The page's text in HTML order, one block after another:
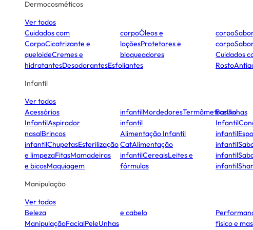
Dermocosméticos
Ver todos
Cuidados com
CorpoCicatrizante e
queloideCremes e
hidratantesDesodorantesEsfoliantes
corpoÓleos e
loçõesProtetores e
bloqueadores
corpo
corpo
Cuidados
Rosto
Infantil
Ver todos
Acessórios
InfantilAspirador
nasalBrincos
infantilChupetasEsterilização
e limpezaFitasMamadeiras
e bicosMaquiagem
infantilMordedoresTermômetrosUnhas
infantil
Alimentação Infantil
CatAlimentação
infantilCereaisLeites e
fórmulas
Banho
Infantil
infantil
infantil
infantil
infantil
Manipulação
Ver todos
Beleza
ManipulaçãoFacialPeleUnhas
e cabelo
físico e